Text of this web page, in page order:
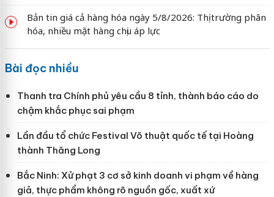
Bản tin giá cả hàng hóa ngày 5/8/2026: Thị trường phân
hóa, nhiều mặt hàng chịu áp lực
Bài đọc nhiều
Thanh tra Chính phủ yêu cầu 8 tỉnh, thành báo cáo do
chậm khắc phục sai phạm
Lần đầu tổ chức Festival Võ thuật quốc tế tại Hoàng
thành Thăng Long
Bắc Ninh: Xử phạt 3 cơ sở kinh doanh vi phạm về hàng
giả, thực phẩm không rõ nguồn gốc, xuất xứ